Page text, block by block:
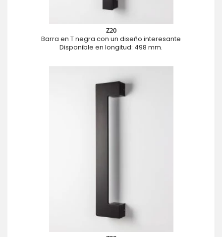
Z20
Barra en T negra con un diseño interesante
Disponible en longitud: 498 mm.